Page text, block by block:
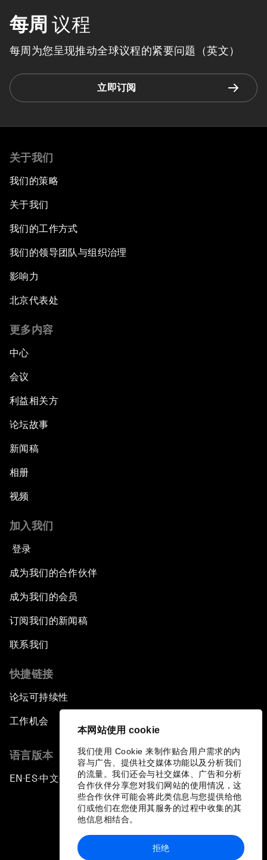
本网站使用 cookie
我们使用 Cookie 来制作贴合用户需求的内
容与广告、提供社交媒体功能以及分析我们
的流量。我们还会与社交媒体、广告和分析
合作伙伴分享您对我们网站的使用情况，这
些合作伙伴可能会将此类信息与您提供给他
们或他们在您使用其服务的过程中收集的其
他信息相结合。
拒绝
每周 议程
每周为您呈现推动全球议程的紧要问题（英文）
立即订阅
关于我们
我们的策略
关于我们
我们的工作方式
我们的领导团队与组织治理
影响力
北京代表处
更多内容
中心
会议
利益相关方
论坛故事
新闻稿
相册
视频
加入我们
登录
成为我们的合作伙伴
成为我们的会员
订阅我们的新闻稿
联系我们
快捷链接
论坛可持续性
工作机会
语言版本
EN ▪ES▪中文▪ 日本語